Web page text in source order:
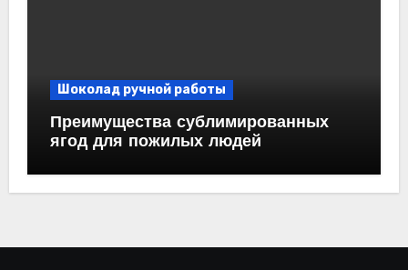
Шоколад ручной работы
Преимущества сублимированных
ягод для пожилых людей